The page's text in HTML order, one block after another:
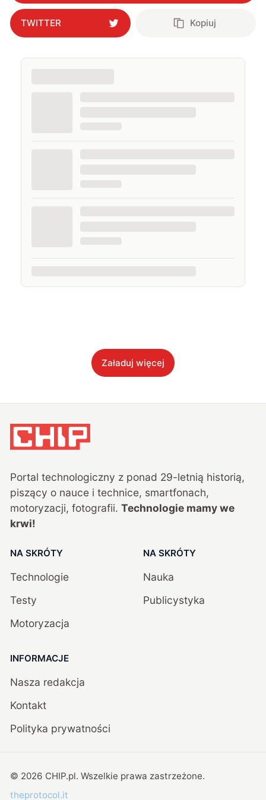
TWITTER Kopiuj
Załaduj więcej
Portal technologiczny z ponad 29-letnią historią,
piszący o nauce i technice, smartfonach,
motoryzacji, fotografii. Technologie mamy we
krwi!
NA SKRÓTY
Technologie
Testy
Motoryzacja
NA SKRÓTY
Nauka
Publicystyka
INFORMACJE
Nasza redakcja
Kontakt
Polityka prywatności
© 2026 CHIP.pl. Wszelkie prawa zastrzeżone.
theprotocol.it